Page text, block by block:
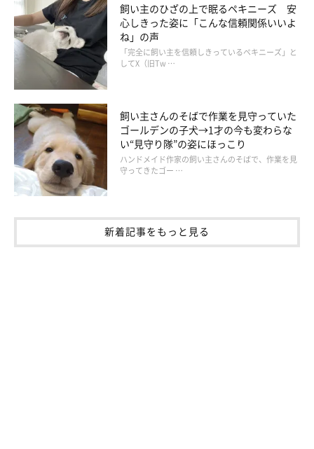
ムキーーーッ
@TATSUNOKOHIME
この投稿を見たTwitterユーザーからは…
「ツンデレの極みでしょうか」
「タッちゃんのイーッて顔好きです」
飼い主のひざの上で眠るペキニーズ 安
心しきった姿に「こんな信頼関係いいよ
ね」の声
「完全に飼い主を信頼しきっているペキニーズ」と
してX（旧Tw …
飼い主さんのそばで作業を見守っていた
ゴールデンの子犬→1才の今も変わらな
い“見守り隊”の姿にほっこり
ハンドメイド作家の飼い主さんのそばで、作業を見
守ってきたゴー …
新着記事をもっと見る